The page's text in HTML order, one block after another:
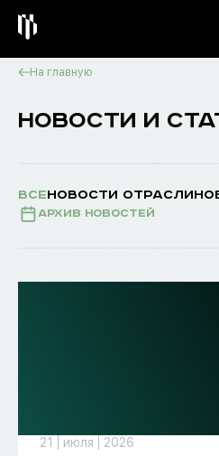
На главную
НОВОСТИ И
ВСЕНОВОСТИ ОТРАСЛИ
Архив новостей
21 июля 2026